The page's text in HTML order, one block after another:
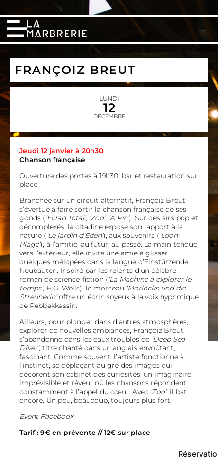
FRANÇOIZ BREUT
LUNDI
12
DÉCEMBRE
Jeudi 12 janvier à 20h30
Chanson française
Ouverture des portes à 19h30, bar et restauration sur
place.
Branchée sur un circuit alternatif, Françoiz Breut
s’évertue à faire sortir la chanson française de ses
gonds (‘Ecran Total’, ‘Zoo’, ‘A Pic’). Sur des airs pop et
décomplexés, la citadine expose son rapport à la
nature (‘Le jardin d’Eden’), aux souvenirs (‘Loon-
Plage’), à l’amitié, au futur, au passé. La main tendue
vers l’extérieur, elle invite une amie à glisser
quelques mélopées dans la langue d’Einstürzende
Neubauten. Inspiré par les relents d’un célèbre
roman de science-fiction (‘La Machine à explorer le
temps’, H.G. Wells), le morceau ‘Morlocks und die
Streunerin’offre un écrin soyeux à la voix hypnotique
de Rebbekkassin.
Ailleurs, pour plonger dans d’autres atmosphères,
explorer de nouvelles ambiances, Françoiz Breut
s’abandonne dans les eaux troubles de ‘Deep Sea
Diver’, titre chanté dans un anglais envoûtant,
fascinant. Comme souvent, l’artiste fonctionne à
l’instinct, se déplaçant au gré des images qui
décorent son cabinet des curiosités: un imaginaire
imprévisible et rêveur où les chansons répondent
constamment à l’appel du cœur. Avec ‘Zoo’, il bat
encore. Un peu, beaucoup, toujours plus fort.
Event Facebook
Tarif : 9€ en prévente // 12€ sur place